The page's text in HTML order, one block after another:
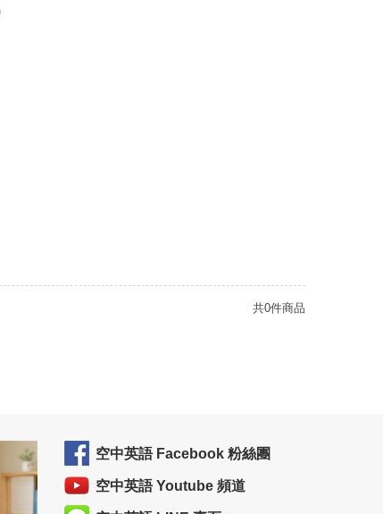
共0件商品
空中英語 Facebook 粉絲團
空中英語 Youtube 頻道